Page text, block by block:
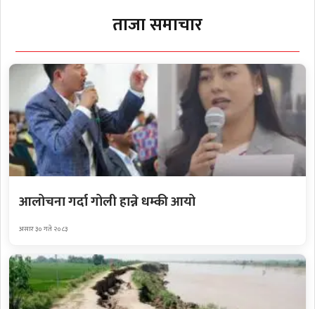
ताजा समाचार
आलोचना गर्दा गोली हान्ने धम्की आयो
असार ३० गते २०८३